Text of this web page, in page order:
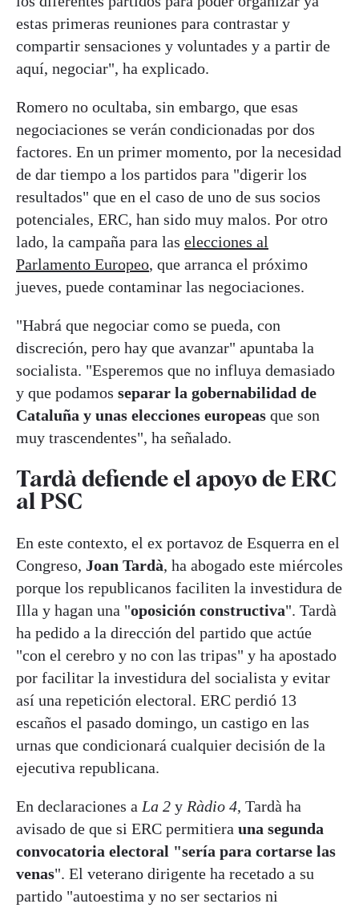
estas primeras reuniones para contrastar y
compartir sensaciones y voluntades y a partir de
aquí, negociar", ha explicado.
Romero no ocultaba, sin embargo, que esas
negociaciones se verán condicionadas por dos
factores. En un primer momento, por la necesidad
de dar tiempo a los partidos para "digerir los
resultados" que en el caso de uno de sus socios
potenciales, ERC, han sido muy malos. Por otro
lado, la campaña para las elecciones al
Parlamento Europeo, que arranca el próximo
jueves, puede contaminar las negociaciones.
"Habrá que negociar como se pueda, con
discreción, pero hay que avanzar" apuntaba la
socialista. "Esperemos que no influya demasiado
y que podamos separar la gobernabilidad de
Cataluña y unas elecciones europeas que son
muy trascendentes", ha señalado.
Tardà defiende el apoyo de ERC
al PSC
En este contexto, el ex portavoz de Esquerra en el
Congreso, Joan Tardà, ha abogado este miércoles
porque los republicanos faciliten la investidura de
Illa y hagan una "oposición constructiva". Tardà
ha pedido a la dirección del partido que actúe
"con el cerebro y no con las tripas" y ha apostado
por facilitar la investidura del socialista y evitar
así una repetición electoral. ERC perdió 13
escaños el pasado domingo, un castigo en las
urnas que condicionará cualquier decisión de la
ejecutiva republicana.
En declaraciones a La 2 y Ràdio 4, Tardà ha
avisado de que si ERC permitiera una segunda
convocatoria electoral "sería para cortarse las
venas". El veterano dirigente ha recetado a su
partido "autoestima y no ser sectarios ni